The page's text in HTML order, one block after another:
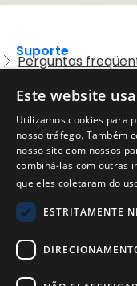
Suporte
Perguntas
Legal
Política de Uso
Aviso Legal
Empresa
Sobre nós
Blog da Evalart
Confiabilidade dos
Este website
Utilizamos cookies para
nosso tráfego. Também
nosso site com nossos
combiná-las com outras
que eles coletaram do
ESTRITAMENTE